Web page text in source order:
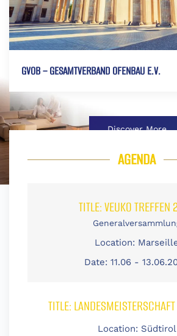
GVOB – GESAMTVERBAND OFENBAU E.V.
Discover More
AGENDA
TITLE:VEUKO
Location:
Date: 11.06 -
TITLE:
Location: Südtirol